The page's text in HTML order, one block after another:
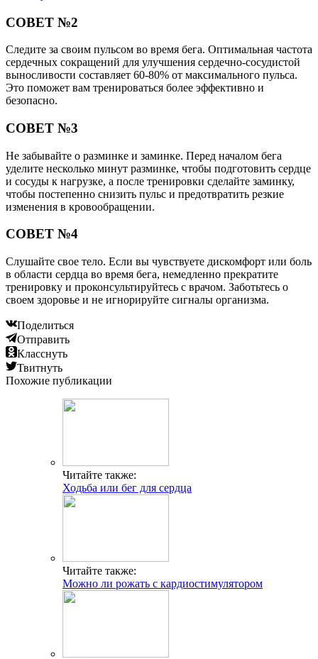
СОВЕТ №2
Следите за своим пульсом во время бега. Оптимальная частота
сердечных сокращений для улучшения сердечно-сосудистой
выносливости составляет 60-80% от максимального пульса.
Это поможет вам тренироваться более эффективно и
безопасно.
СОВЕТ №3
Не забывайте о разминке и заминке. Перед началом бега
уделите несколько минут разминке, чтобы подготовить сердце
и сосуды к нагрузке, а после тренировки сделайте заминку,
чтобы постепенно снизить пульс и предотвратить резкие
изменения в кровообращении.
СОВЕТ №4
Слушайте свое тело. Если вы чувствуете дискомфорт или боль
в области сердца во время бега, немедленно прекратите
тренировку и проконсультируйтесь с врачом. Заботьтесь о
своем здоровье и не игнорируйте сигналы организма.
Поделиться
Отправить
Класснуть
Твитнуть
Похожие публикации
Читайте также:
Ходьба или бег для сердца
Читайте также:
Можно ли рожать с кардиостимулятором